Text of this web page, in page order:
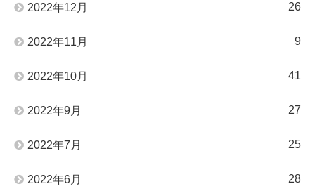
2022年12月 26
2022年11月 9
2022年10月 41
2022年9月 27
2022年7月 25
2022年6月 28